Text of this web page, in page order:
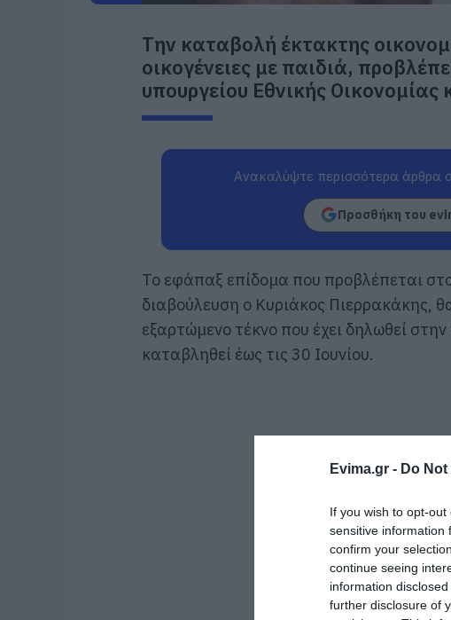
Evima.gr - Do
If you wish to opt-
sensitive information
confirm your
continue seeing
information
further disclosure of
Την καταβολή έκτακτης
οικογένειες με παιδιά,
υπουργείου Εθνικής Οικονομίας
Ανακαλύψτε περισσότερα άρθρα
Προσθήκη του
Το εφάπαξ επίδομα που προβλέπεται
διαβούλευση ο Κυριάκος Πιερρακάκης,
εξαρτώμενο τέκνο που έχει δηλωθεί
καταβληθεί έως τις 30 Ιουνίου.